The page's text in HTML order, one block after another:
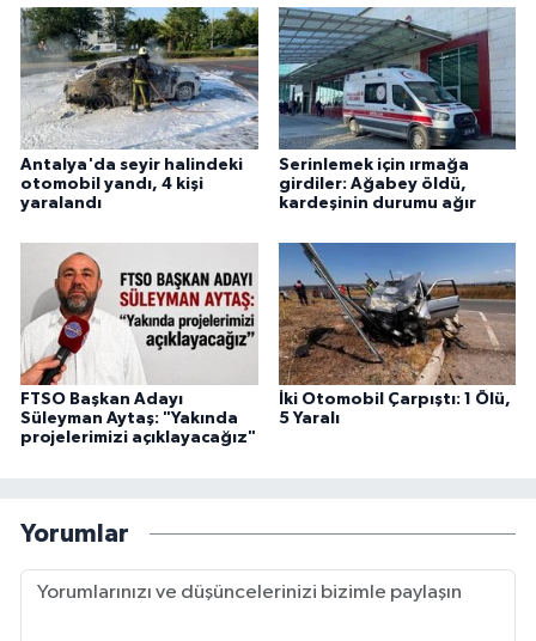
Antalya'da seyir halindeki
otomobil yandı, 4 kişi
yaralandı
Serinlemek için ırmağa
girdiler: Ağabey öldü,
kardeşinin durumu ağır
FTSO Başkan Adayı
Süleyman Aytaş: "Yakında
projelerimizi açıklayacağız"
İki Otomobil Çarpıştı: 1 Ölü,
5 Yaralı
Yorumlar